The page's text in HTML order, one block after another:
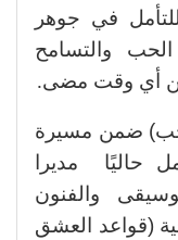
في جوهر
الحب والتسامح
من أي وقت مضى.
ضمن مسيرة
حاليًا
مديرا
والفنون
(قواعد العشق